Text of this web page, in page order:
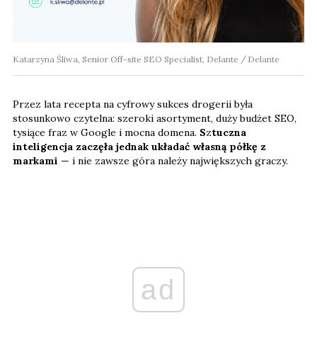
Katarzyna Śliwa, Senior Off-site SEO Specialist, Delante Delante
Przez lata recepta na cyfrowy sukces drogerii była
stosunkowo czytelna: szeroki asortyment, duży budżet SEO,
tysiące fraz w Google i mocna domena. Sztuczna
inteligencja zaczęła jednak układać własną półkę z
markami — i nie zawsze góra należy największych graczy.
ad